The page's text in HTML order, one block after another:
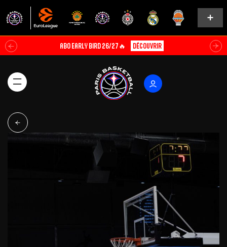
ABO EARLY BIRD 26/27🔥 Découvrir